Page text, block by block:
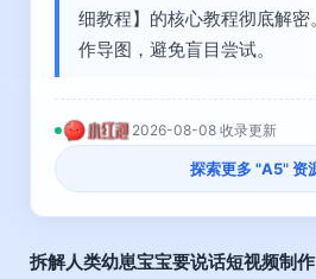
细教程】的核心教程彻底解
作导图，避免盲目尝试。
2026-08-08 收录更新
探索更多 "A5" 资
拆解人类幼崽宝宝要说话短视频制